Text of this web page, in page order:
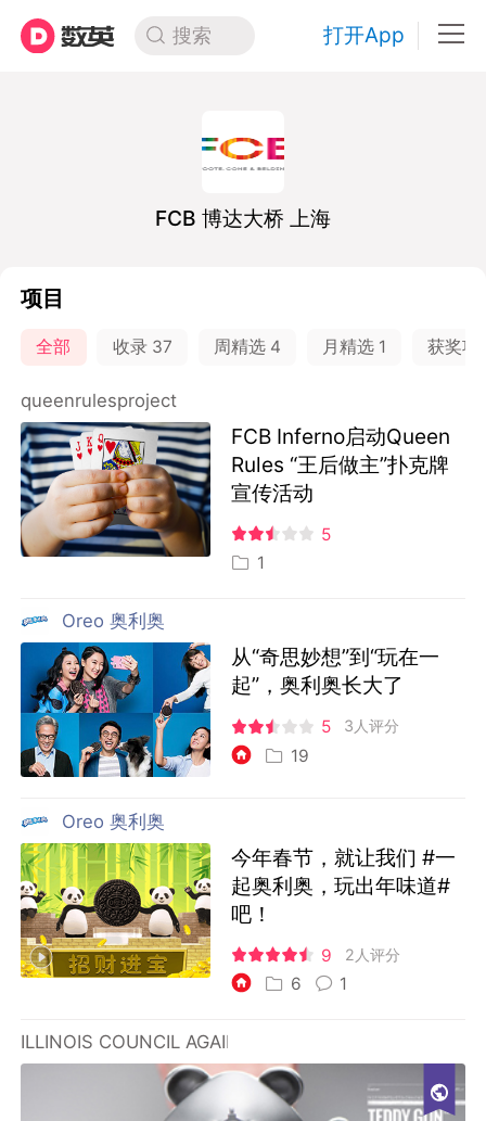
搜索 打开App
FCB 博达大桥 上海
项目
全部 收录 37 周精选 4 月精选 1 获奖项
queenrulesproject
FCB Inferno启动Queen
Rules “王后做主”扑克牌
宣传活动
5
1
Oreo 奥利奥
从“奇思妙想”到“玩在一
起”，奥利奥长大了
5 3人评分
19
Oreo 奥利奥
今年春节，就让我们 #一
起奥利奥，玩出年味道#
吧！
9 2人评分
6 1
ILLINOIS COUNCIL AGAINST HANDGUN VIOLENCE